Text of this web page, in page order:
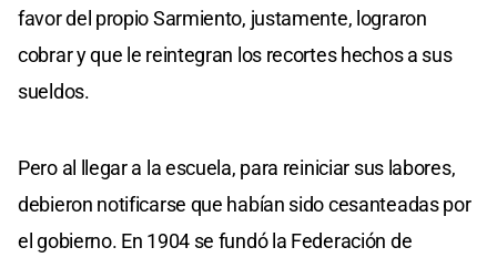
favor del propio Sarmiento, justamente, lograron
cobrar y que le reintegran los recortes hechos a sus
sueldos.
Pero al llegar a la escuela, para reiniciar sus labores,
debieron notificarse que habían sido cesanteadas por
el gobierno. En 1904 se fundó la Federación de